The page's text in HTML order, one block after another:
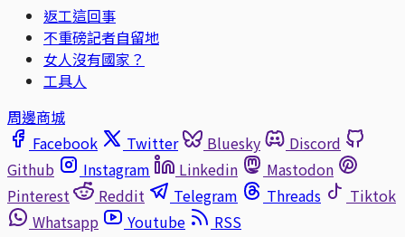
返工這回事
不重磅記者自留地
女人沒有國家？
工具人
周邊商城
Facebook
Twitter Bluesky
Discord
Github
Instagram Linkedin
Mastodon
Pinterest
Reddit Telegram Threads
Tiktok
Whatsapp
Youtube
RSS